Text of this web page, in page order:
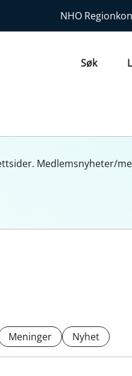
NHO
Søk
Medlemsnyheter/
Meninger Nyhet